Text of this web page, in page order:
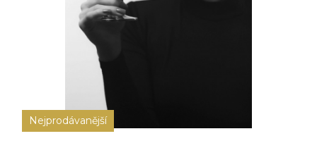
Nejprodávanější